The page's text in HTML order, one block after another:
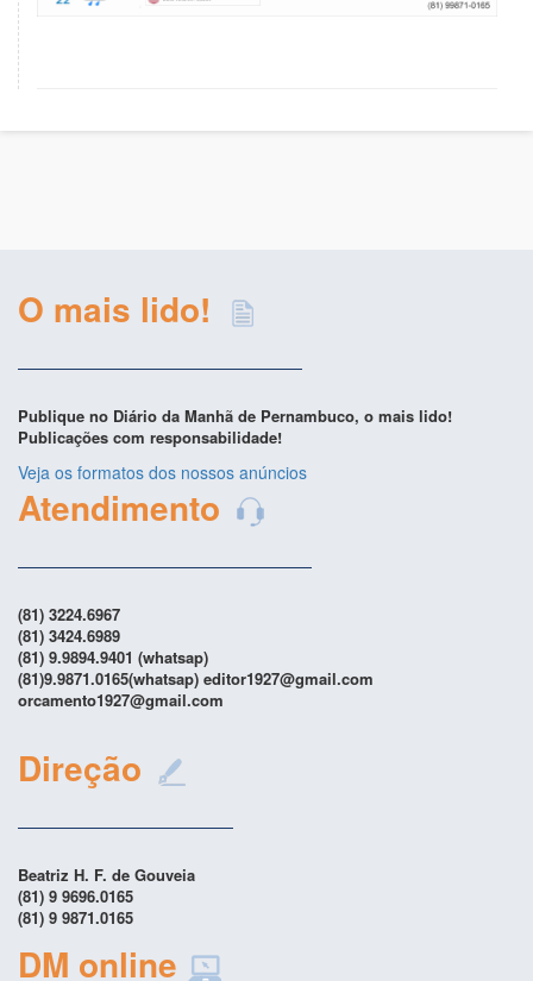
O mais lido!
Publique no Diário da Manhã de Pernambuco, o mais lido!
Publicações com responsabilidade!
Veja os formatos dos nossos anúncios
Atendimento
(81) 3224.6967
(81) 3424.6989
(81) 9.9894.9401 (whatsap)
(81)9.9871.0165(whatsap) editor1927@gmail.com
orcamento1927@gmail.com
Direção
Beatriz H. F. de Gouveia
(81) 9 9696.0165
(81) 9 9871.0165
DM online